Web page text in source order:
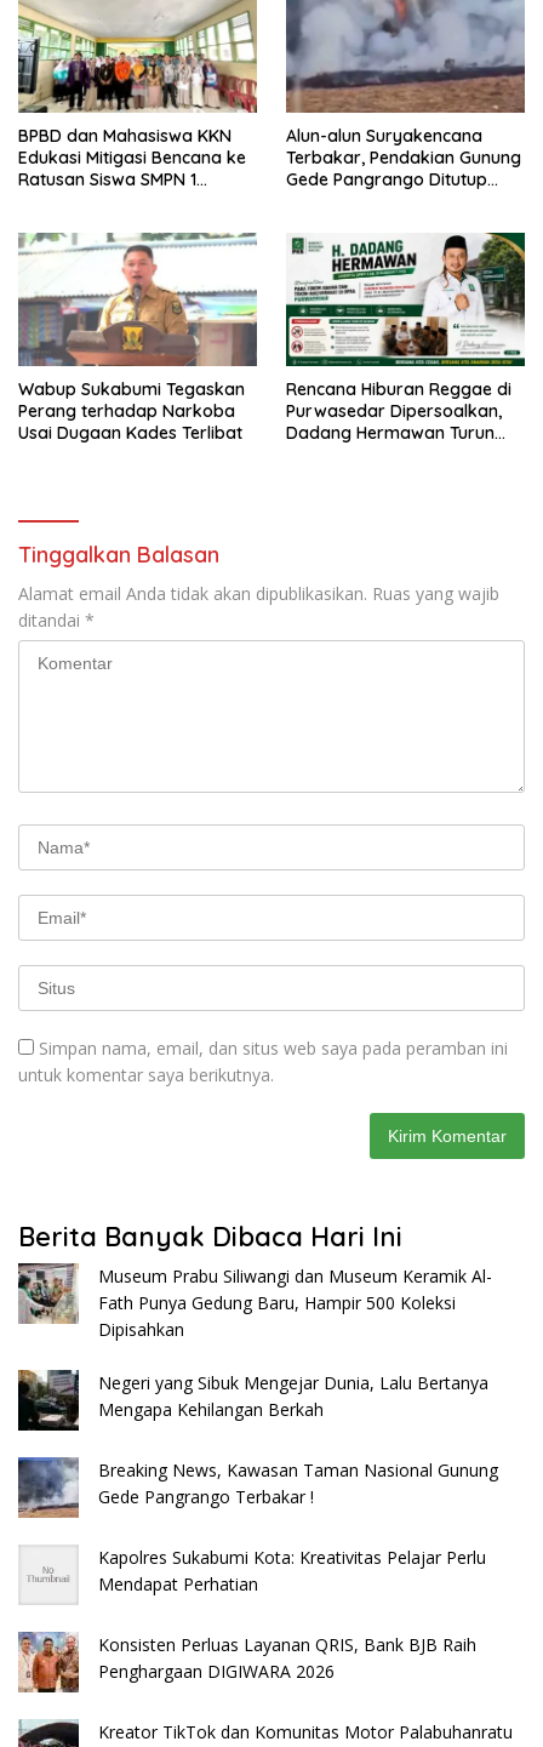
BPBD dan Mahasiswa KKN
Edukasi Mitigasi Bencana ke
Ratusan Siswa SMPN 1
Alun-alun Suryakencana
Terbakar, Pendakian Gunung
Gede Pangrango Ditutup
Wabup Sukabumi Tegaskan
Perang terhadap Narkoba
Usai Dugaan Kades Terlibat
Rencana Hiburan Reggae di
Purwasedar Dipersoalkan,
Dadang Hermawan Turun
Tinggalkan Balasan
Alamat email Anda tidak akan dipublikasikan. Ruas yang wajib
ditandai *
Simpan nama, email, dan situs web saya pada peramban ini
untuk komentar saya berikutnya.
Berita Banyak Dibaca Hari Ini
Museum Prabu Siliwangi dan Museum Keramik Al-
Fath Punya Gedung Baru, Hampir 500 Koleksi
Dipisahkan
Negeri yang Sibuk Mengejar Dunia, Lalu Bertanya
Mengapa Kehilangan Berkah
Breaking News, Kawasan Taman Nasional Gunung
Gede Pangrango Terbakar !
Kapolres Sukabumi Kota: Kreativitas Pelajar Perlu
Mendapat Perhatian
Konsisten Perluas Layanan QRIS, Bank BJB Raih
Penghargaan DIGIWARA 2026
Kreator TikTok dan Komunitas Motor Palabuhanratu